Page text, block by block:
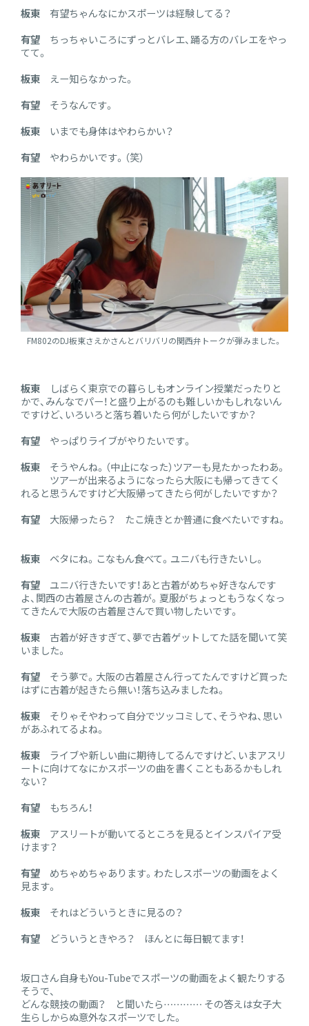
板東有望ちゃんなにかスポーツは経験してる？
有望ちっちゃいころにずっとバレエ、踊る方のバレエをやっ
てて。
板東えー知らなかった。
有望そうなんです。
板東いまでも身体はやわらかい？
有望やわらかいです。（笑）
FM802のDJ板東さえかさんとバリバリの関西弁トークが弾みました。
板東しばらく東京での暮らしもオンライン授業だったりと
かで、みんなでパー！と盛り上がるのも難しいかもしれないん
ですけど、いろいろと落ち着いたら何がしたいですか？
有望やっぱりライブがやりたいです。
板東そうやんね。（中止になった）ツアーも見たかったわあ。
ツアーが出来るようになったら大阪にも帰ってきてく
れると思うんですけど大阪帰ってきたら何がしたいですか？
有望大阪帰ったら？ たこ焼きとか普通に食べたいですね。
板東ベタにね。こなもん食べて。ユニバも行きたいし。
有望ユニバ行きたいです！あと古着がめちゃ好きなんです
よ、関西の古着屋さんの古着が。夏服がちょっともうなくなっ
てきたんで大阪の古着屋さんで買い物したいです。
板東古着が好きすぎて、夢で古着ゲットしてた話を聞いて笑
いました。
有望そう夢で。大阪の古着屋さん行ってたんですけど買った
はずに古着が起きたら無い！落ち込みましたね。
板東そりゃそやわって自分でツッコミして、そうやね、思い
があふれてるよね。
板東ライブや新しい曲に期待してるんですけど、いまアスリ
ートに向けてなにかスポーツの曲を書くこともあるかもしれ
ない？
有望もちろん！
板東アスリートが動いてるところを見るとインスパイア受
けます？
有望めちゃめちゃあります。わたしスポーツの動画をよく
見ます。
板東それはどういうときに見るの？
有望どういうときやろ？ ほんとに毎日観てます！
坂口さん自身もYou-Tubeでスポーツの動画をよく観たりする
そうで、
どんな競技の動画？ と聞いたら………… その答えは女子大
生らしからぬ意外なスポーツでした。